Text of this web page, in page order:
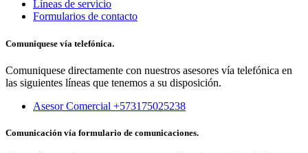
Líneas de servicio
Formularios de contacto
Comuniquese vía telefónica.
Comuniquese directamente con nuestros asesores vía telefónica en
las siguientes líneas que tenemos a su disposición.
Asesor Comercial +573175025238
Comunicación vía formulario de comunicaciones.